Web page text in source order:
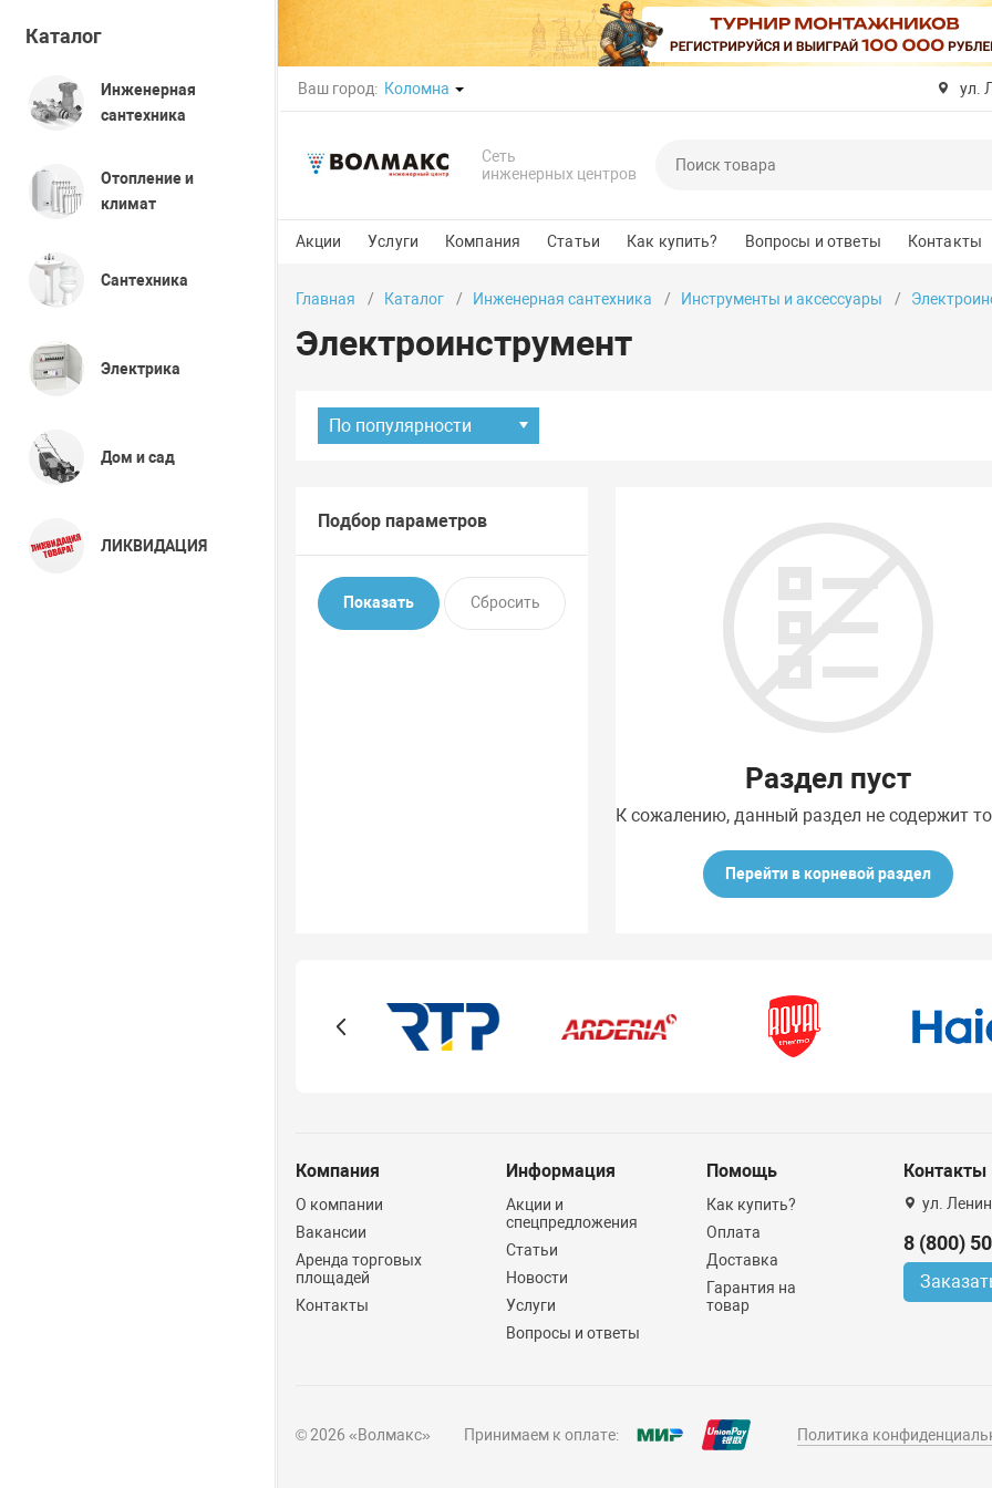
Ваш город: Коломна ул.
Сеть
инженерных центров
Акции Услуги Компания Статьи Как купить? Вопросы и ответы Контакты
Каталог
Инженерная
сантехника
Отопление и
климат
Сантехника
Электрика
Дом и сад
ЛИКВИДАЦИЯ
Главная Каталог Инженерная сантехника Инструменты и аксессуары
Электроинструмент
По популярности
Подбор параметров
Раздел пуст
К сожалению, данный раздел не содержит
Перейти в корневой раздел
Компания
О компании
Вакансии
Аренда торговых
площадей
Контакты
Информация
Акции и
спецпредложения
Статьи
Новости
Услуги
Вопросы и ответы
Помощь
Как купить?
Оплата
Доставка
Гарантия на
товар
Контакты
ул.
8 (800)
© 2026 «Волмакс» Принимаем к оплате: Политика